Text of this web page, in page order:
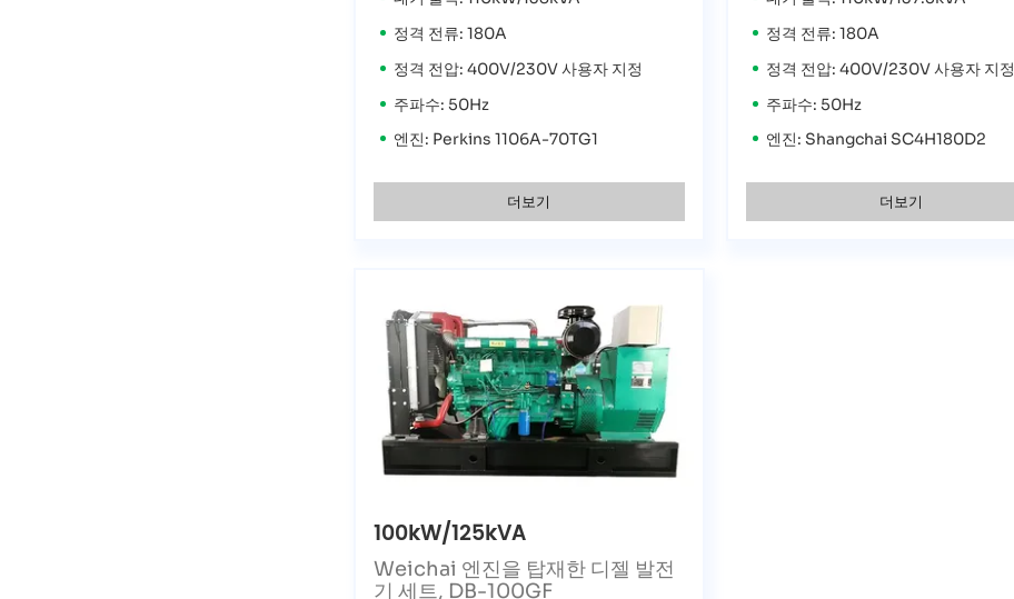
정격 전류: 180A
정격 전압: 400V/230V 사용자 지정
주파수: 50Hz
엔진: Perkins 1106A-70TG1
더보기
정격 전류: 180A
정격 전압: 400V/230V 사용자 지정
주파수: 50Hz
엔진: Shangchai SC4H180D2
더보기
100kW/125kVA
Weichai 엔진을 탑재한 디젤 발전
기 세트, DB-100GF